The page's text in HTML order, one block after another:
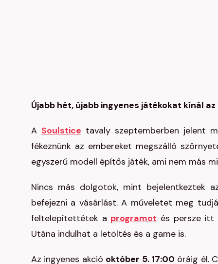
Újabb hét, újabb ingyenes játékokat kínál
A Soulstice tavaly szeptemberben jelent
fékeznünk az embereket megszálló
egyszerű modell építős játék, ami nem más
Nincs más dolgotok, mint bejelentkeztek
befejezni a vásárlást. A műveletet meg
feltelepítettétek a programot és persze itt
Utána indulhat a letöltés és a game is.
Az ingyenes akció október 5. 17:00 óráig él.